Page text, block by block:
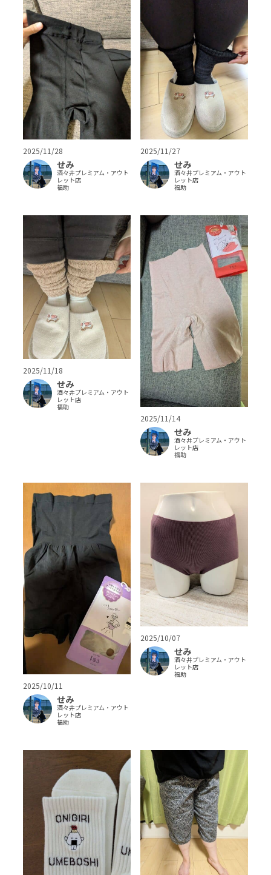
2025/11/28
せみ
酒々井プレミアム・アウト
レット店
福助
2025/11/27
せみ
酒々井プレミアム・アウト
レット店
福助
2025/11/18
せみ
酒々井プレミアム・アウト
レット店
福助
2025/11/14
せみ
酒々井プレミアム・アウト
レット店
福助
2025/10/11
せみ
酒々井プレミアム・アウト
レット店
福助
2025/10/07
せみ
酒々井プレミアム・アウト
レット店
福助